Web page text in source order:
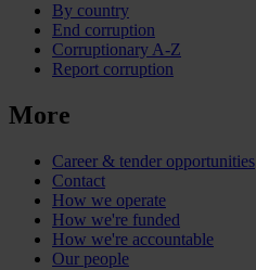
By country
End corruption
Corruptionary A-Z
Report corruption
More
Career & tender opportunities
Contact
How we operate
How we're funded
How we're accountable
Our people